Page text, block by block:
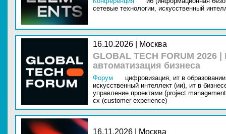
сетевые технологии, искусственный
16.10.2026 | Москва
GLOBAL TECH FORUM
автоматизация бизнеса
Форум цифровизация, ит в
искусственный интеллект (ии), ит в
управление проектами (project
cx (customer experience)
16.11.2026 | Москва